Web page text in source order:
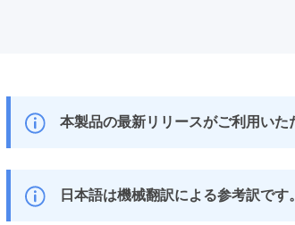
本製品の最新リリースがご利用いた
日本語は機械翻訳による参考訳で